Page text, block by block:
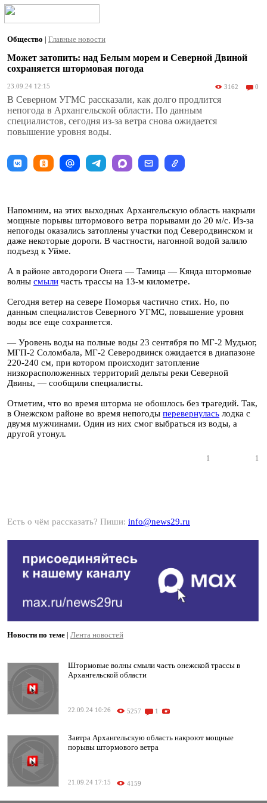
Общество | Главные новости
Может затопить: над Белым морем и Северной Двиной
сохраняется штормовая погода
23.09.24 12:15 3162 0
В Северном УГМС рассказали, как долго продлится
непогода в Архангельской области. По данным
специалистов, сегодня из-за ветра снова ожидается
повышение уровня воды.
Напомним, на этих выходных Архангельскую область накрыли
мощные порывы штормового ветра порывами до 20 м/с. Из-за
непогоды оказались затоплены участки под Северодвинском и
даже некоторые дороги. В частности, нагонной водой залило
подъезд к Уйме.
А в районе автодороги Онега — Тамица — Кянда штормовые
волны смыли часть трассы на 13-м километре.
Сегодня ветер на севере Поморья частично стих. Но, по
данным специалистов Северного УГМС, повышение уровня
воды все еще сохраняется.
— Уровень воды на полные воды 23 сентября по МГ-2 Мудьюг,
МГП-2 Соломбала, МГ-2 Северодвинск ожидается в диапазоне
220-240 см, при котором происходит затопление
низкорасположенных территорий дельты реки Северной
Двины, — сообщили специалисты.
Отметим, что во время шторма не обошлось без трагедий. Так,
в Онежском районе во время непогоды перевернулась лодка с
двумя мужчинами. Один из них смог выбраться из воды, а
другой утонул.
1 1
Есть о чём рассказать? Пиши: info@news29.ru
Новости по теме | Лента новостей
Штормовые волны смыли часть онежской трассы в
Архангельской области
22.09.24 10:26 5257 1
Завтра Архангельскую область накроют мощные
порывы штормового ветра
21.09.24 17:15 4159